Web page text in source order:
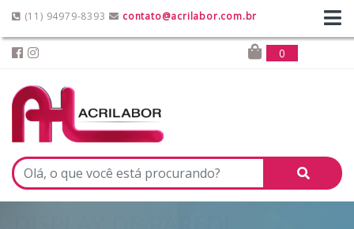
(11) 94979-8393 contato@acrilabor.com.br
0